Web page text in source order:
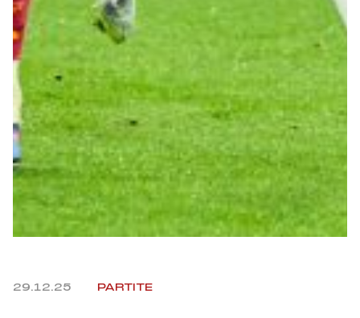
Party
Outlet
Caffè Boasi x Genoa
Helan x Genoa
Isolani x Genoa
Fortissimo batte il mio cuor
29.12.25 PARTITE